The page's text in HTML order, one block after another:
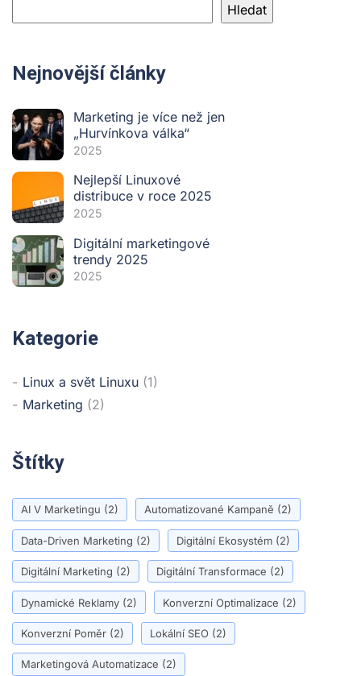
Hledat
Nejnovější články
Marketing je více než jen
„Hurvínkova válka“
2025
Nejlepší Linuxové
distribuce v roce 2025
2025
Digitální marketingové
trendy 2025
2025
Kategorie
Linux a svět Linuxu (1)
Marketing (2)
Štítky
AI V Marketingu (2) Automatizované Kampaně (2)
Data-Driven Marketing (2) Digitální Ekosystém (2)
Digitální Marketing (2) Digitální Transformace (2)
Dynamické Reklamy (2) Konverzní Optimalizace (2)
Konverzní Poměr (2) Lokální SEO (2)
Marketingová Automatizace (2)